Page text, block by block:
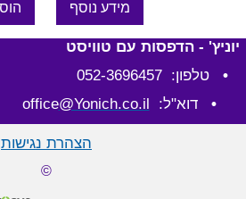
יוניץ' - הדפסות עם טוויסט
•טלפון: 052-3696457
• דוא"ל: office @Yonich.co.il
©
הצהרת נגישות